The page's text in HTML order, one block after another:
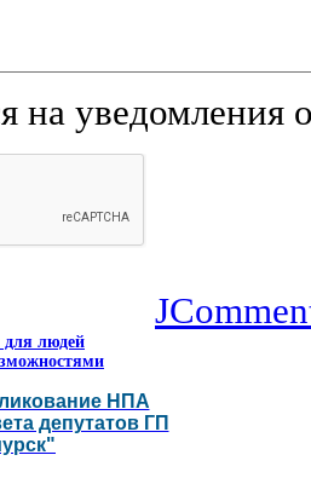
на уведомления
для людей
НПА
депутатов ГП